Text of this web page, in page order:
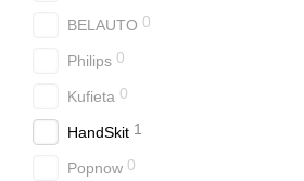
BELAUTO 0
Philips 0
Kufieta 0
HandSkit 1
Popnow 0